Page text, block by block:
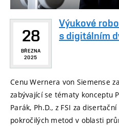
28
BŘEZNA
2025
Výukové
s digitálním
Cenu Wernera von Siemense
zabývající se tématy konceptu
Parák, Ph.D., z FSI za
pokročilých metod v oblasti